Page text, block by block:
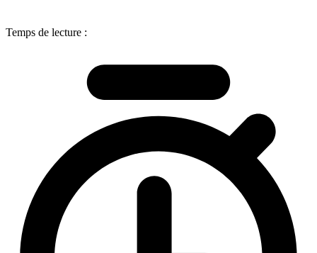
Temps de lecture :